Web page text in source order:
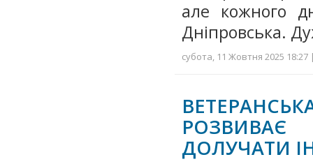
але кожного
Дніпровська.
субота, 11 Жовтня 2025 18:27
ДОЛУЧАТИ